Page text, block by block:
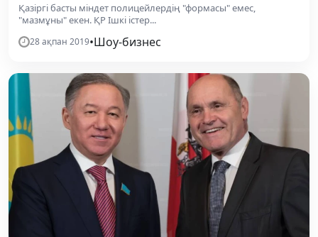
Қазіргі басты міндет полицейлердің "формасы" емес,
"мазмұны" екен. ҚР Ішкі істер...
28 ақпан 2019•Шоу-бизнес